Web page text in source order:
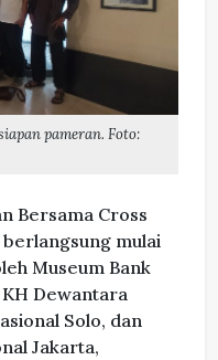
pameran. Foto:
Bersama Cross
mulai
Museum Bank
Dewantara
Solo, dan
Jakarta,